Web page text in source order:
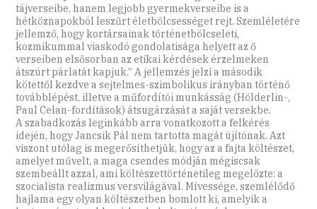
tájverseibe, hanem legjobb gyermekverseibe is a
hétköznapokból leszűrt életbölcsességet rejt. Szemléletére
jellemző, hogy kortársainak történetbölcseleti,
kozmikummal viaskodó gondolatisága helyett az ő
verseiben elsősorban az etikai kérdések érzelmeken
átszúrt párlatát kapjuk.” A jellemzés jelzi a második
kötettől kezdve a sejtelmes-szimbolikus irányban történő
továbblépést, illetve a műfordítói munkásság (Hölderlin-,
Paul Celan-fordítások) átsugárzását a saját versekbe.
A szabadkozás leginkább arra vonatkozott a felkérés
idején, hogy Jancsik Pál nem tartotta magát újítónak. Azt
viszont utólag is megerősíthetjük, hogy az a fajta költészet,
amelyet művelt, a maga csendes módján mégiscsak
szembeállt azzal, ami költészettörténetileg megelőzte: a
szocialista realizmus versvilágával. Mívessége, szemlélődő
hajlama egy olyan költészetben bomlott ki, amelyik a